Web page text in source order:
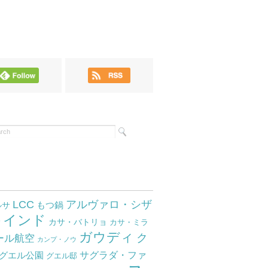
サ LCC もつ鍋 アルヴァロ・シザ
インド カサ・バトリョ カサ・ミラ
ル航空 カンプ・ノウ ガウディ ク
グエル公園 グエル邸 サグラダ・ファ